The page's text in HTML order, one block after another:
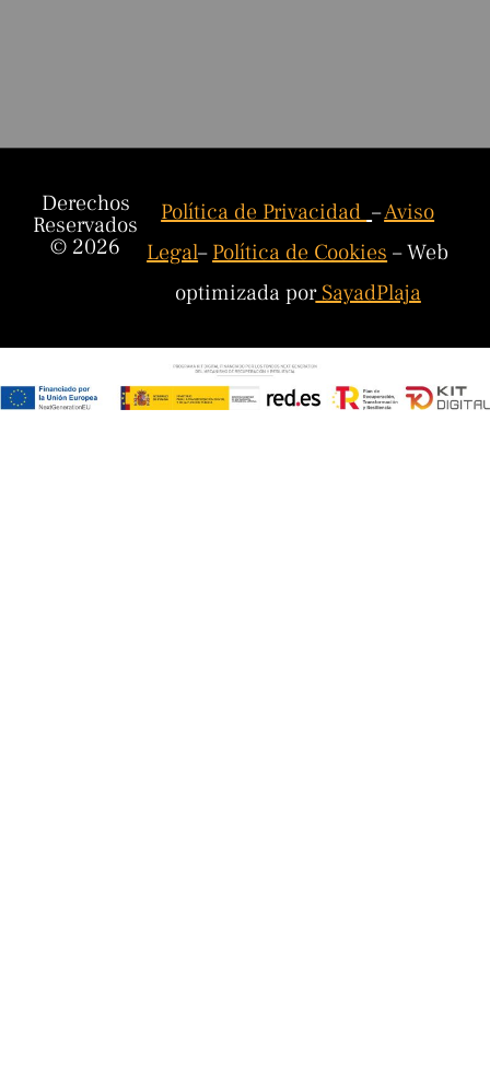
Derechos
Reservados
© 2026
Política de Privacidad–Aviso
Legal–Política de Cookies– Web
optimizada porSayadPlaja